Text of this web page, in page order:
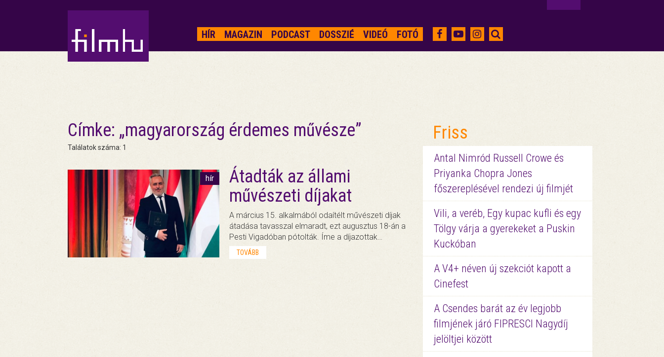
HÍR MAGAZIN PODCAST DOSSZIÉ VIDEÓ FOTÓ
Címke: „magyarország érdemes művésze”
Találatok száma: 1
hír
Átadták az állami
művészeti díjakat
A március 15. alkalmából odaítélt művészeti díjak
átadása tavasszal elmaradt, ezt augusztus 18-án a
Pesti Vigadóban pótolták. Íme a díjazottak…
TOVÁBB
Friss
Antal Nimród Russell Crowe és
Priyanka Chopra Jones
főszereplésével rendezi új filmjét
Vili, a veréb, Egy kupac kufli és egy
Tölgy várja a gyerekeket a Puskin
Kuckóban
A V4+ néven új szekciót kapott a
Cinefest
A Csendes barát az év legjobb
filmjének járó FIPRESCI Nagydíj
jelöltjei között